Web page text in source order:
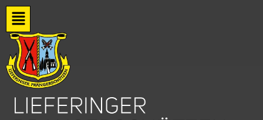
Zum
Inhalt
springen
Flyout
Menu